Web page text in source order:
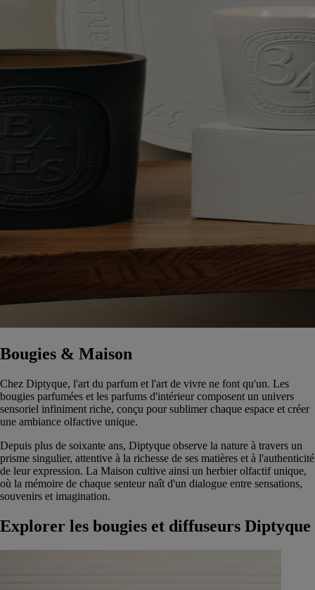
Bougies & Maison
Chez Diptyque, l'art du parfum et l'art de vivre ne font qu'un. Les
bougies parfumées et les parfums d'intérieur composent un univers
sensoriel infiniment riche, conçu pour sublimer chaque espace et créer
une ambiance olfactive unique.
Depuis plus de soixante ans, Diptyque observe la nature à travers un
prisme singulier, attentive à la richesse de ses matières et à l'authenticité
de leur expression. La Maison cultive ainsi un herbier olfactif unique,
où la mémoire de chaque senteur naît d'un dialogue entre sensations,
souvenirs et imagination.
Explorer les bougies et diffuseurs Diptyque